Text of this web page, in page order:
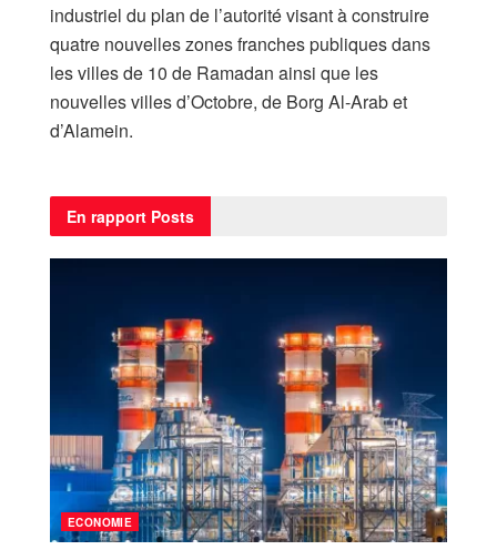
industriel du plan de l’autorité visant à construire
quatre nouvelles zones franches publiques dans
les villes de 10 de Ramadan ainsi que les
nouvelles villes d’Octobre, de Borg Al-Arab et
d’Alamein.
En rapport Posts
ECONOMIE